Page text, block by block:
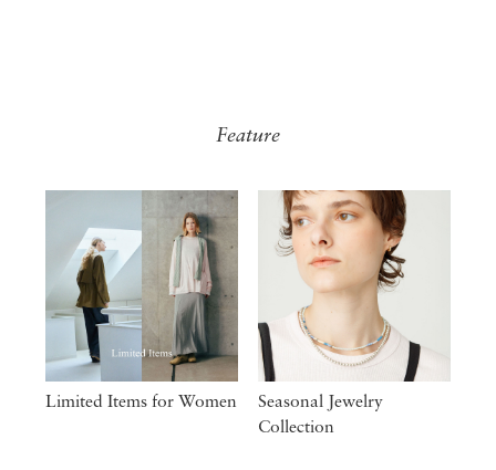
Feature
Limited Items for Women
Seasonal Jewelry
Collection